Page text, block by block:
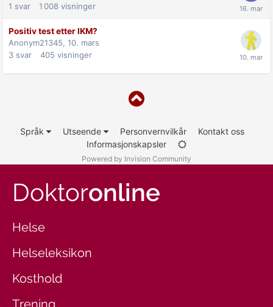
1 svar 1 008 visninger
Positiv test etter IKM?
Anonym21345, 10. mars
3 svar 405 visninger
Språk Utseende Personvernvilkår
Kontakt oss
Informasjonskapsler
Powered by Invision Community
Doktoronline
Helse
Helseleksikon
Kosthold
Trening